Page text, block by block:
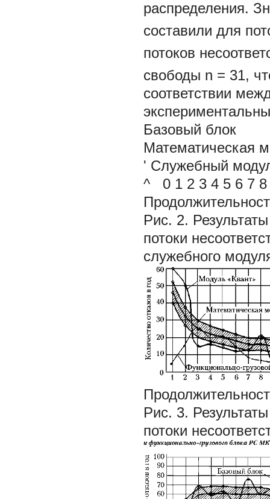
распределения.
составили для
потоков
свободы n = 31,
соответствии
Базовый блок
Математическая
' Служебный
^ 0 1 2 3 4 5 6 7 8
Рис. 2.
потоки
служебного
Рис. 3.
потоки